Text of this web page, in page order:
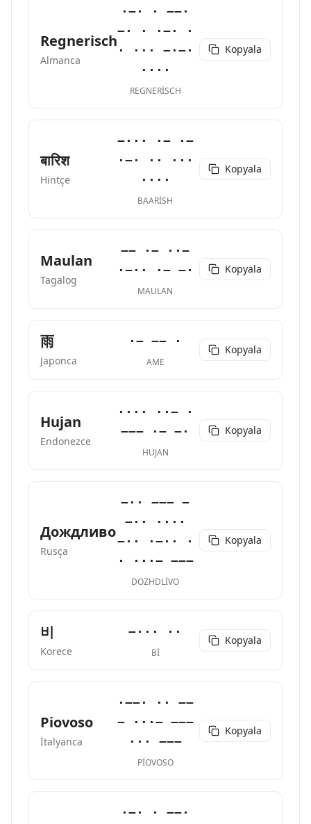
Regnerisch
Almanca
·−· · −−·
−· · ·−· ·
· ··· −·−·
····
REGNERISCH
Kopyala
बारिश
Hintçe
−··· ·− ·−
·−· ·· ···
····
BAARISH
Kopyala
Maulan
Tagalog
−− ·− ··−
·−·· ·− −·
MAULAN
Kopyala
雨
Japonca
·− −− ·
AME
Kopyala
Hujan
Endonezce
···· ··− ·
−−− ·− −·
HUJAN
Kopyala
Дождливо
Rusça
−·· −−− −
−·· ····
−·· ·−·· ·
· ···− −−−
DOZHDLIVO
Kopyala
비
Korece
−··· ··
BI
Kopyala
Piovoso
İtalyanca
·−−· ·· −−
− ···− −−−
··· −−−
PIOVOSO
Kopyala
·−· · −−·